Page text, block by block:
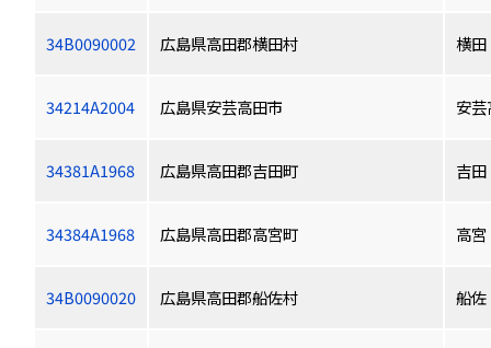
34B0090002 広島県高田郡横田村 横田
34214A2004 広島県安芸高田市 安
34381A1968 広島県高田郡吉田町 吉田
34384A1968 広島県高田郡高宮町 高宮
34B0090020 広島県高田郡船佐村 船佐